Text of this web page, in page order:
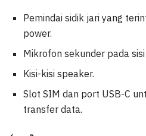
Pemindai sidik jari yang
power.
Mikrofon sekunder pada
Kisi-kisi speaker.
Slot SIM dan port USB-C
transfer data.